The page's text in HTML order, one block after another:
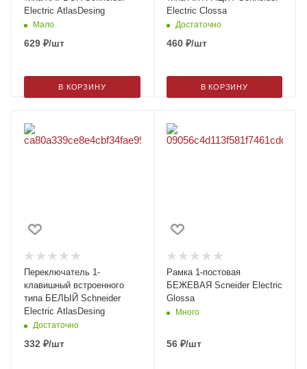
Electric AtlasDesing
Мало
629 ₽/шт
В КОРЗИНУ
Electric Clossa
Достаточно
460₽/шт
В КОРЗИНУ
Переключатель 1-
клавишный встроенного
типа БЕЛЫЙ Schneider
Electric AtlasDesing
Достаточно
332 ₽/шт
Рамка 1-постовая
БЕЖЕВАЯ Scneider Electric
Glossa
Много
56₽/шт